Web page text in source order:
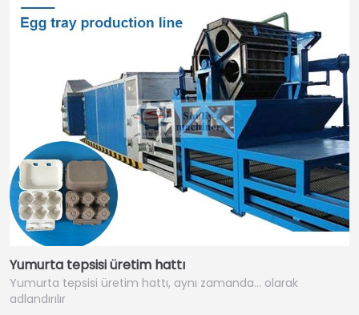
Yumurta tepsisi üretim hattı
Yumurta tepsisi üretim hattı, aynı zamanda… olarak
adlandırılır